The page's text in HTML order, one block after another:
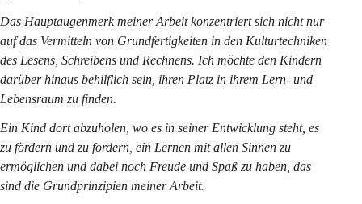
Das Hauptaugenmerk meiner Arbeit konzentriert sich nicht nur
auf das Vermitteln von Grundfertigkeiten in den Kulturtechniken
des Lesens, Schreibens und Rechnens. Ich möchte den Kindern
darüber hinaus behilflich sein, ihren Platz in ihrem Lern- und
Lebensraum zu finden.
Ein Kind dort abzuholen, wo es in seiner Entwicklung steht, es
zu fördern und zu fordern, ein Lernen mit allen Sinnen zu
ermöglichen und dabei noch Freude und Spaß zu haben, das
sind die Grundprinzipien meiner Arbeit.